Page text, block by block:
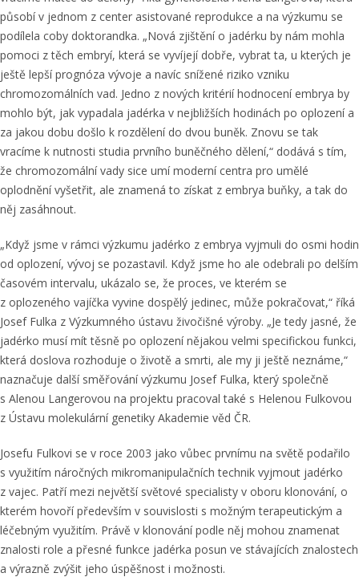
působí v jednom z center asistované reprodukce a na výzkumu se
podílela coby doktorandka. „Nová zjištění o jadérku by nám mohla
pomoci z těch embryí, která se vyvíjejí dobře, vybrat ta, u kterých je
ještě lepší prognóza vývoje a navíc snížené riziko vzniku
chromozomálních vad. Jedno z nových kritérií hodnocení embrya by
mohlo být, jak vypadala jadérka v nejbližších hodinách po oplození a
za jakou dobu došlo k rozdělení do dvou buněk. Znovu se tak
vracíme k nutnosti studia prvního buněčného dělení,“ dodává s tím,
že chromozomální vady sice umí moderní centra pro umělé
oplodnění vyšetřit, ale znamená to získat z embrya buňky, a tak do
něj zasáhnout.
„Když jsme v rámci výzkumu jadérko z embrya vyjmuli do osmi hodin
od oplození, vývoj se pozastavil. Když jsme ho ale odebrali po delším
časovém intervalu, ukázalo se, že proces, ve kterém se
z oplozeného vajíčka vyvine dospělý jedinec, může pokračovat,“ říká
Josef Fulka z Výzkumného ústavu živočišné výroby. „Je tedy jasné, že
jadérko musí mít těsně po oplození nějakou velmi specifickou funkci,
která doslova rozhoduje o životě a smrti, ale my ji ještě neznáme,“
naznačuje další směřování výzkumu Josef Fulka, který společně
s Alenou Langerovou na projektu pracoval také s Helenou Fulkovou
z Ústavu molekulární genetiky Akademie věd ČR.
Josefu Fulkovi se v roce 2003 jako vůbec prvnímu na světě podařilo
s využitím náročných mikromanipulačních technik vyjmout jadérko
z vajec. Patří mezi největší světové specialisty v oboru klonování, o
kterém hovoří především v souvislosti s možným terapeutickým a
léčebným využitím. Právě v klonování podle něj mohou znamenat
znalosti role a přesné funkce jadérka posun ve stávajících znalostech
a výrazně zvýšit jeho úspěšnost i možnosti.